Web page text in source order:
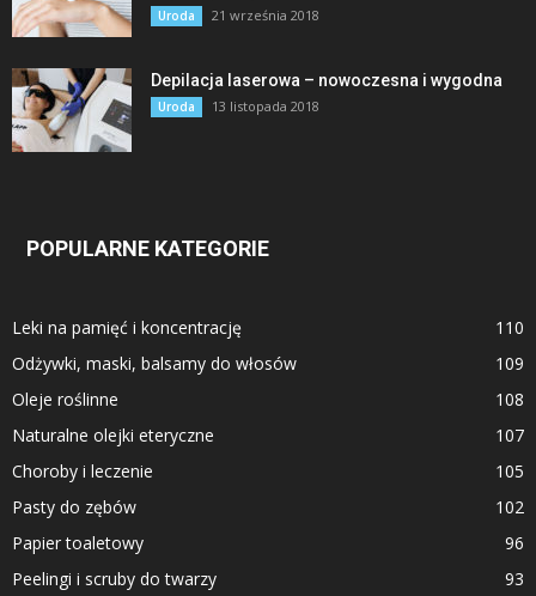
Uroda 21 września 2018
Depilacja laserowa – nowoczesna i wygodna
Uroda 13 listopada 2018
POPULARNE KATEGORIE
Leki na pamięć i koncentrację
110
Odżywki, maski, balsamy do włosów
109
Oleje roślinne
108
Naturalne olejki eteryczne
107
Choroby i leczenie
105
Pasty do zębów
102
Papier toaletowy
96
Peelingi i scruby do twarzy
93